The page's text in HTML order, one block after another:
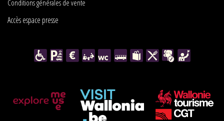
Conditions générales de vente
Accès espace presse